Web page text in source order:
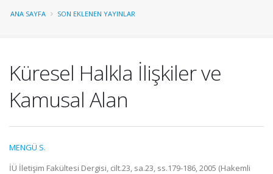
ANA SAYFA SON EKLENEN YAYINLAR
Küresel Halkla İlişkiler ve
Kamusal Alan
MENGÜ S.
İÜ İletişim Fakültesi Dergisi, cilt.23, sa.23, ss.179-186, 2005 (Hakemli